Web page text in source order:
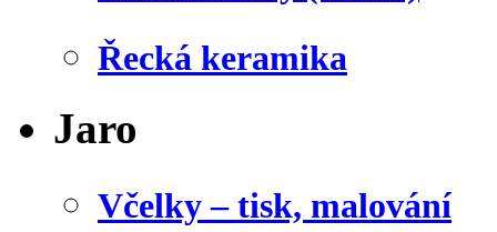
Řecká keramika
Jaro
Včelky – tisk, malování